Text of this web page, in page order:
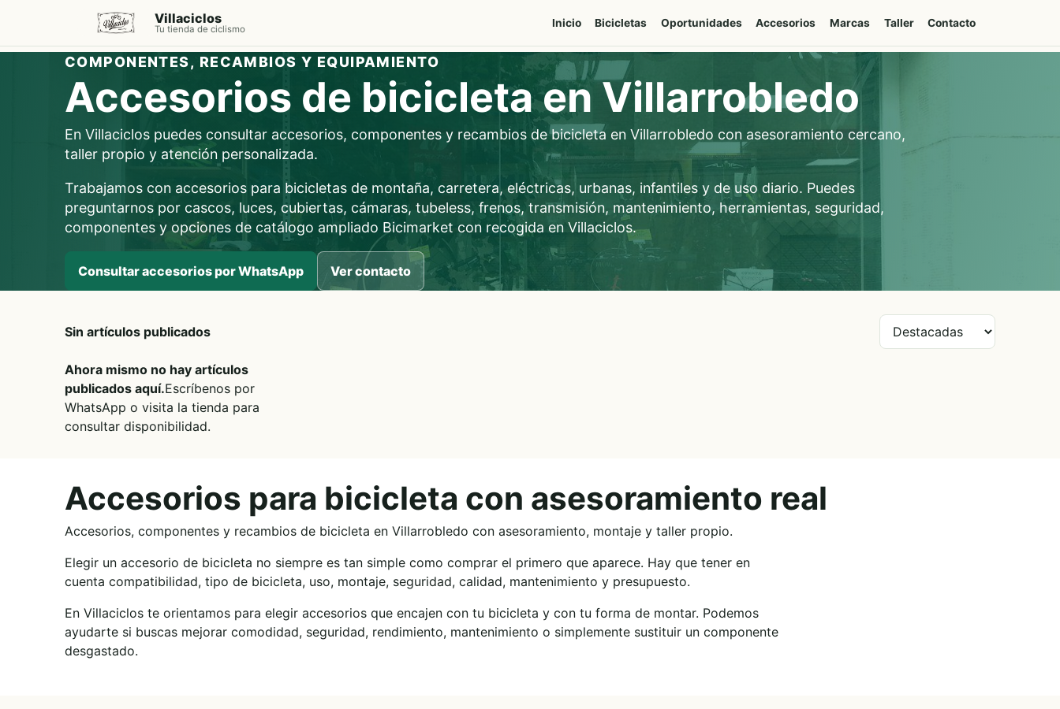
Villaciclos
Tu tienda de ciclismo
Inicio Bicicletas Oportunidades Accesorios Marcas Taller Contacto
COMPONENTES, RECAMBIOS Y EQUIPAMIENTO
Accesorios de bicicleta en Villarrobledo
En Villaciclos puedes consultar accesorios, componentes y recambios de bicicleta en Villarrobledo con asesoramiento cercano,
taller propio y atención personalizada.
Trabajamos con accesorios para bicicletas de montaña, carretera, eléctricas, urbanas, infantiles y de uso diario. Puedes
preguntarnos por cascos, luces, cubiertas, cámaras, tubeless, frenos, transmisión, mantenimiento, herramientas, seguridad,
componentes y opciones de catálogo ampliado Bicimarket con recogida en Villaciclos.
Consultar accesorios por WhatsApp Ver contacto
Sin artículos publicados
Ahora mismo no hay artículos
publicados aquí.Escríbenos por
WhatsApp o visita la tienda para
consultar disponibilidad.
Accesorios para bicicleta con asesoramiento real
Accesorios, componentes y recambios de bicicleta en Villarrobledo con asesoramiento, montaje y taller propio.
Elegir un accesorio de bicicleta no siempre es tan simple como comprar el primero que aparece. Hay que tener en
cuenta compatibilidad, tipo de bicicleta, uso, montaje, seguridad, calidad, mantenimiento y presupuesto.
En Villaciclos te orientamos para elegir accesorios que encajen con tu bicicleta y con tu forma de montar. Podemos
ayudarte si buscas mejorar comodidad, seguridad, rendimiento, mantenimiento o simplemente sustituir un componente
desgastado.